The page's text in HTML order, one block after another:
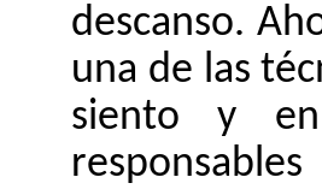
descanso.
una de las
siento y